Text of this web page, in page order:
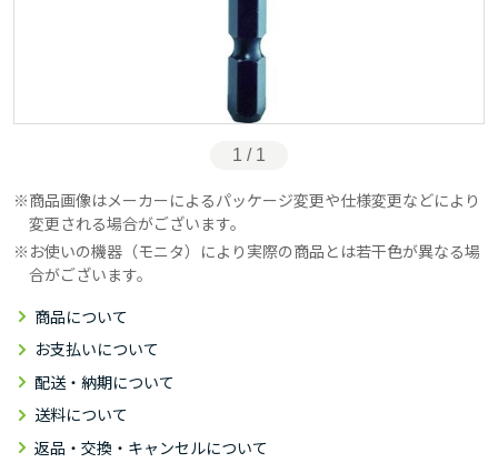
1 / 1
商品画像はメーカーによるパッケージ変更や仕様変更などにより
変更される場合がございます。
お使いの機器（モニタ）により実際の商品とは若干色が異なる場
合がございます。
商品について
お支払いについて
配送・納期について
送料について
返品・交換・キャンセルについて